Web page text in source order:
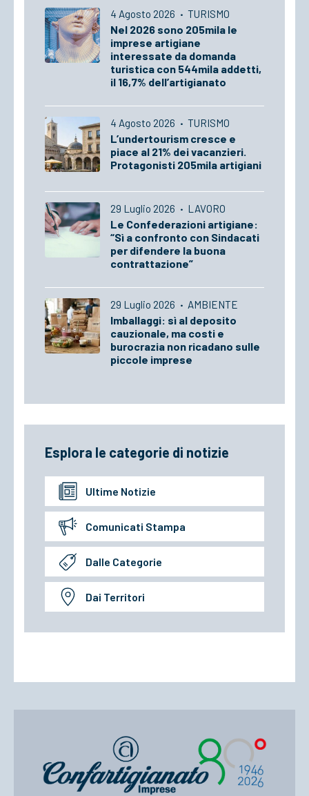
4 Agosto 2026 · TURISMO
Nel 2026 sono 205mila le
imprese artigiane
interessate da domanda
turistica con 544mila addetti,
il 16,7% dell’artigianato
4 Agosto 2026 · TURISMO
L’undertourism cresce e
piace al 21% dei vacanzieri.
Protagonisti 205mila artigiani
29 Luglio 2026 · LAVORO
Le Confederazioni artigiane:
“Sì a confronto con Sindacati
per difendere la buona
contrattazione”
29 Luglio 2026 · AMBIENTE
Imballaggi: sì al deposito
cauzionale, ma costi e
burocrazia non ricadano sulle
piccole imprese
Esplora le categorie di notizie
Ultime Notizie
Comunicati Stampa
Dalle Categorie
Dai Territori